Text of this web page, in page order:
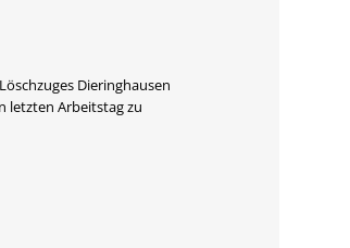
Dieringhausen
letzten Arbeitstag zu